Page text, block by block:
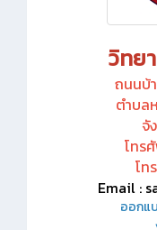
วิทย
ถนนบ้
ตำบล
จั
โทร
โท
Email :
ออกแ